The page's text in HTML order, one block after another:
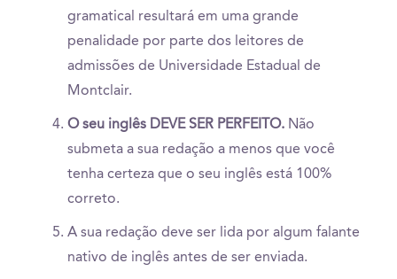
gramatical resultará em uma grande
penalidade por parte dos leitores de
admissões de Universidade Estadual de
Montclair.
O seu inglês DEVE SER PERFEITO. Não
submeta a sua redação a menos que você
tenha certeza que o seu inglês está 100%
correto.
A sua redação deve ser lida por algum falante
nativo de inglês antes de ser enviada.